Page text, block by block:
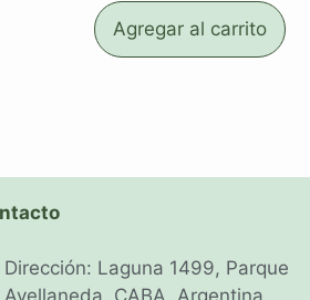
Agregar al carrito
Dirección: Laguna 1499, Parque